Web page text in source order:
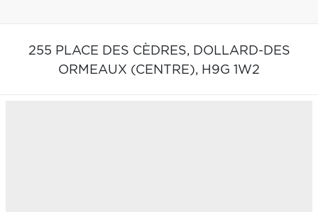
255 PLACE DES CÈDRES, DOLLARD-DES
ORMEAUX (CENTRE), H9G 1W2